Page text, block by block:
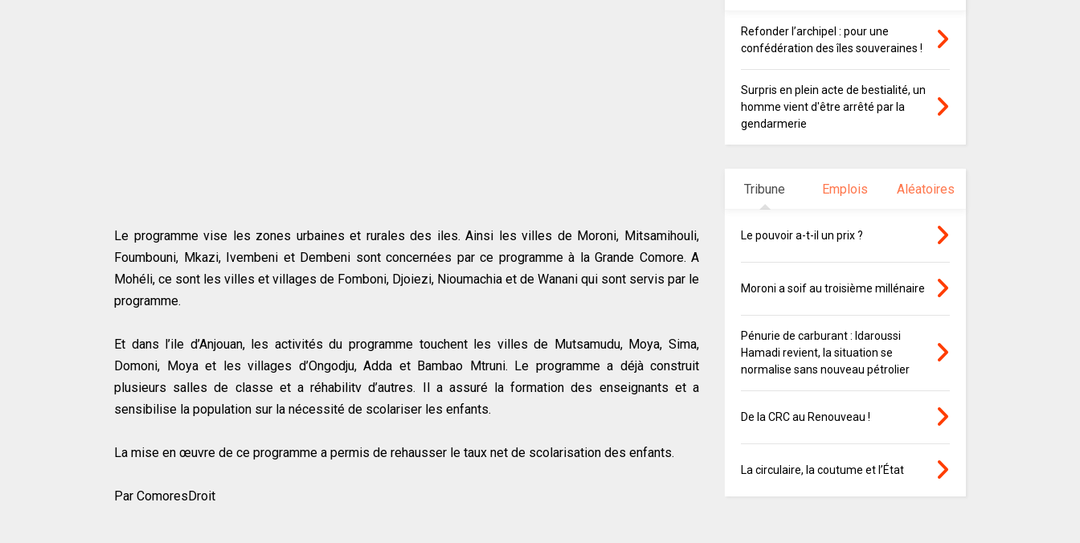
Le programme vise les zones urbaines et rurales des iles. Ainsi les villes de Moroni, Mitsamihouli,
Foumbouni, Mkazi, Ivembeni et Dembeni sont concernées par ce programme à la Grande Comore. A
Mohéli, ce sont les villes et villages de Fomboni, Djoiezi, Nioumachia et de Wanani qui sont servis par le
programme.
Et dans l’ile d’Anjouan, les activités du programme touchent les villes de Mutsamudu, Moya, Sima,
Domoni, Moya et les villages d’Ongodju, Adda et Bambao Mtruni. Le programme a déjà construit
plusieurs salles de classe et a réhabilitv d’autres. Il a assuré la formation des enseignants et a
sensibilise la population sur la nécessité de scolariser les enfants.
La mise en œuvre de ce programme a permis de rehausser le taux net de scolarisation des enfants.
Par ComoresDroit
Refonder l’archipel : pour une
confédération des îles souveraines !
Surpris en plein acte de bestialité, un
homme vient d'être arrêté par la
gendarmerie
Tribune Emplois Aléatoires
Le pouvoir a-t-il un prix ?
Moroni a soif au troisième millénaire
Pénurie de carburant : Idaroussi
Hamadi revient, la situation se
normalise sans nouveau pétrolier
De la CRC au Renouveau !
La circulaire, la coutume et l’État